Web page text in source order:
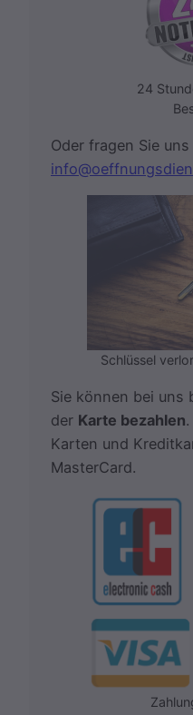
24
Oder fragen Sie
Schlüssel
Sie können bei uns
der Karte bezahlen
Karten und
MasterCard.